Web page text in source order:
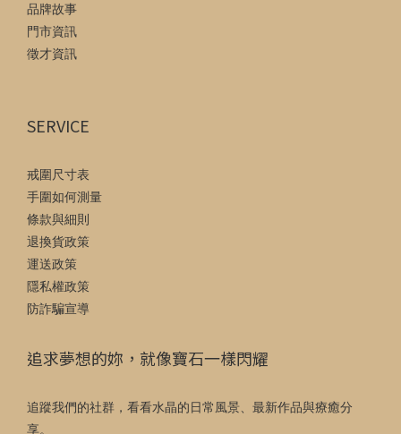
品牌故事
門市資訊
徵才資訊
SERVICE
戒圍尺寸表
手圍如何測量
條款與細則
退換貨政策
運送政策
隱私權政策
防詐騙宣導
追求夢想的妳，就像寶石一樣閃耀
追蹤我們的社群，看看水晶的日常風景、最新作品與療癒分
享。